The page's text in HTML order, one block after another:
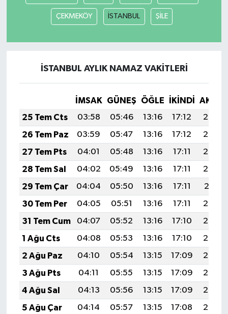
ÇEKMEKÖY İSTANBUL ŞİLE
İSTANBUL AYLIK NAMAZ VAKITLERI
İMSAK GÜNEŞ ÖĞLE İKINDI
25 Tem Cts
03:58 05:46 13:16 17:12
20:35
26 Tem Paz
03:59 05:47 13:16 17:12
20:34
27 Tem Pts
04:01 05:48 13:16 17:11
20:33
28 Tem Sal
04:02 05:49 13:16 17:11
20:32
29 Tem Çar
04:04 05:50 13:16 17:11
20:31
30 Tem Per
04:05 05:51 13:16 17:11
20:30
31 Tem Cum
04:07 05:52 13:16 17:10
20:29
1 Ağu Cts
04:08 05:53 13:16 17:10
20:28
2 Ağu Paz
04:10 05:54 13:15 17:09
20:27
3 Ağu Pts
04:11 05:55 13:15 17:09
20:26
4 Ağu Sal
04:13 05:56 13:15 17:09
20:25
5 Ağu Çar
04:14 05:57 13:15 17:08
20:24